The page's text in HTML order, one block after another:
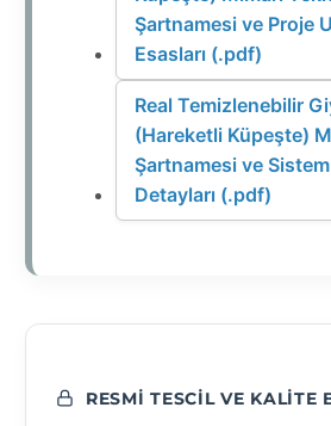
Şartnamesi ve Proje
Esasları (.pdf)
Real Temizlenebilir
(Hareketli Küpeşte)
Şartnamesi ve
Detayları (.pdf)
RESMI TESCIL VE KALITE